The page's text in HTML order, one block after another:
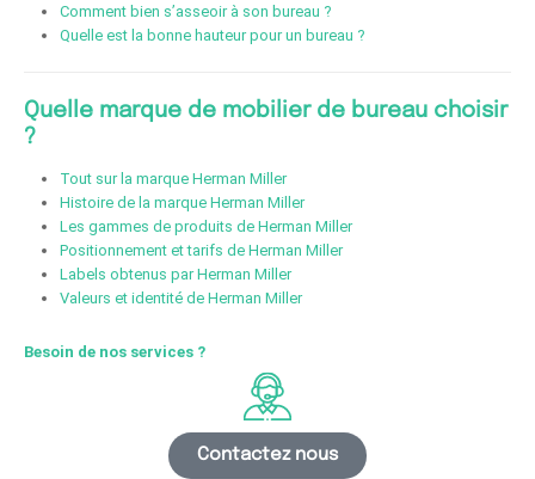
Comment bien s’asseoir à son bureau ?
Quelle est la bonne hauteur pour un bureau ?
Quelle marque de mobilier de bureau choisir
?
Tout sur la marque Herman Miller
Histoire de la marque Herman Miller
Les gammes de produits de Herman Miller
Positionnement et tarifs de Herman Miller
Labels obtenus par Herman Miller
Valeurs et identité de Herman Miller
Besoin de nos services ?
Contactez nous